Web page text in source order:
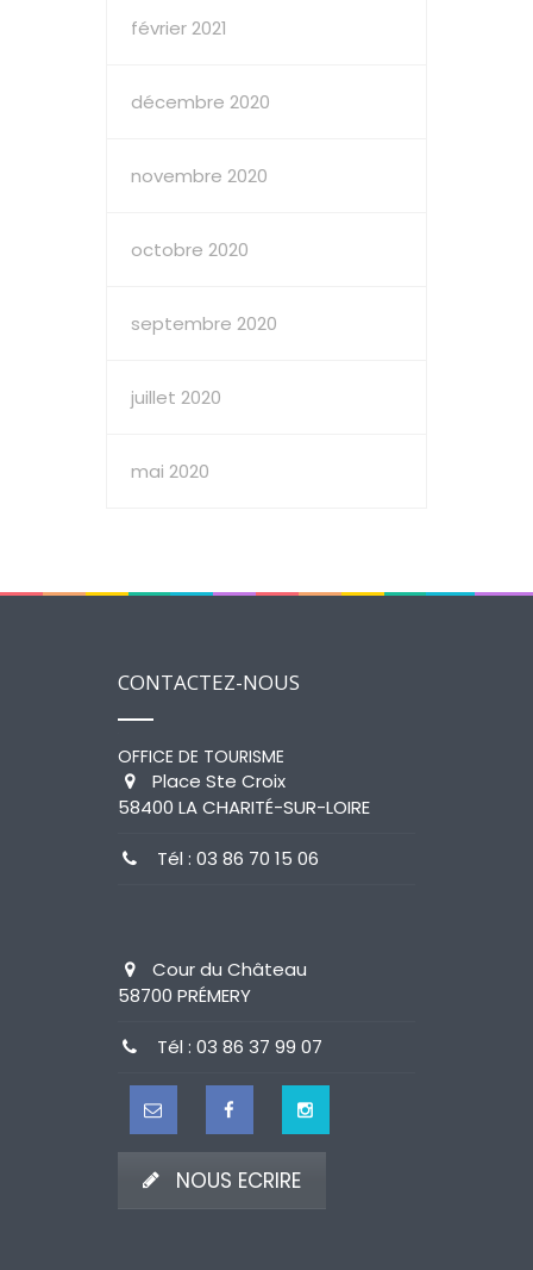
février 2021
décembre 2020
novembre 2020
octobre 2020
septembre 2020
juillet 2020
mai 2020
CONTACTEZ-NOUS
OFFICE DE TOURISME
Place Ste Croix
58400 LA CHARITÉ-SUR-LOIRE
Tél : 03 86 70 15 06
Cour du Château
58700 PRÉMERY
Tél : 03 86 37 99 07
NOUS ECRIRE